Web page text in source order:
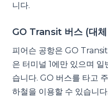
니다.
GO Transit 버스 (대
피어슨 공항은 GO
은 터미널 1에만 있으며
습니다. GO 버스를 타고
하철을 이용할 수 있습니다.